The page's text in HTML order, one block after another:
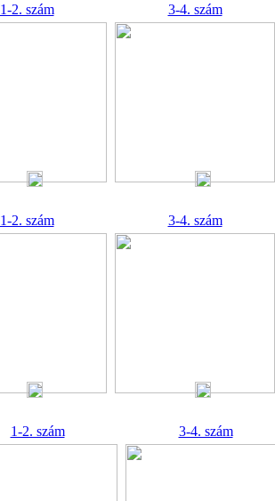
1-2. szám 3-4. szám
1-2. szám 3-4. szám
1-2. szám 3-4. szám